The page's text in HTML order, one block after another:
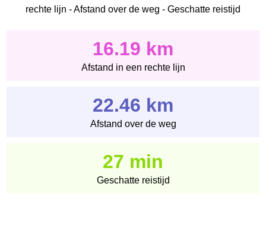
rechte lijn - Afstand over de weg - Geschatte reistijd
16.19 km
Afstand in een rechte lijn
22.46 km
Afstand over de weg
27 min
Geschatte reistijd